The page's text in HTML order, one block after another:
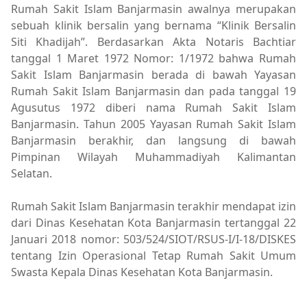
Rumah Sakit Islam Banjarmasin awalnya merupakan
sebuah klinik bersalin yang bernama “Klinik Bersalin
Siti Khadijah”. Berdasarkan Akta Notaris Bachtiar
tanggal 1 Maret 1972 Nomor: 1/1972 bahwa Rumah
Sakit Islam Banjarmasin berada di bawah Yayasan
Rumah Sakit Islam Banjarmasin dan pada tanggal 19
Agusutus 1972 diberi nama Rumah Sakit Islam
Banjarmasin. Tahun 2005 Yayasan Rumah Sakit Islam
Banjarmasin berakhir, dan langsung di bawah
Pimpinan Wilayah Muhammadiyah Kalimantan
Selatan.
Rumah Sakit Islam Banjarmasin terakhir mendapat izin
dari Dinas Kesehatan Kota Banjarmasin tertanggal 22
Januari 2018 nomor: 503/524/SIOT/RSUS-I/I-18/DISKES
tentang Izin Operasional Tetap Rumah Sakit Umum
Swasta Kepala Dinas Kesehatan Kota Banjarmasin.